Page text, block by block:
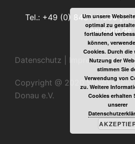
Tel.: +49 (0) 8431 41666 |
neuburg.de
Datenschutz Impressum|
Copyright @ 2020
Donau e.V.
Um unsere
optimal zu
fortlaufend
können,
Cookies. Durch die
Nutzung der
stimmen Sie
Verwendung von
zu. Weitere
Cookies erhalten
unserer